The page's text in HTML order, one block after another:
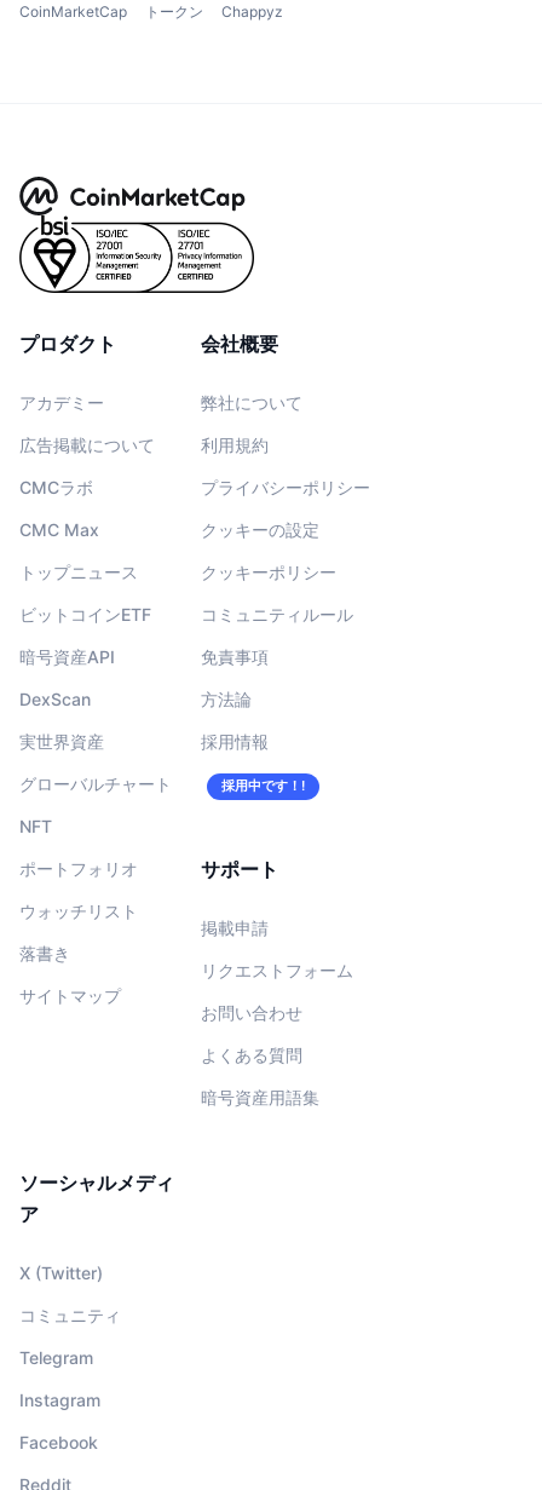
CoinMarketCap トークン Chappyz
プロダクト
アカデミー
広告掲載について
CMCラボ
CMC Max
トップニュース
ビットコインETF
暗号資産API
DexScan
実世界資産
グローバルチャート
NFT
ポートフォリオ
ウォッチリスト
落書き
サイトマップ
会社概要
弊社について
利用規約
プライバシーポリシー
クッキーの設定
クッキーポリシー
コミュニティルール
免責事項
方法論
採用情報
採用中です！!
サポート
掲載申請
リクエストフォーム
お問い合わせ
よくある質問
暗号資産用語集
ソーシャルメディ
ア
X (Twitter)
コミュニティ
Telegram
Instagram
Facebook
Reddit